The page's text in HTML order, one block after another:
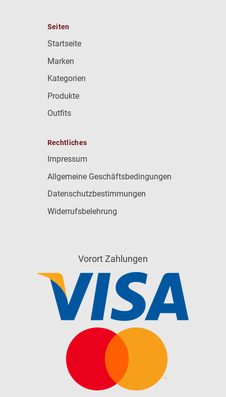
Seiten
Startseite
Marken
Kategorien
Produkte
Outfits
Rechtliches
Impressum
Allgemeine Geschäftsbedingungen
Datenschutzbestimmungen
Widerrufsbelehrung
Vorort Zahlungen